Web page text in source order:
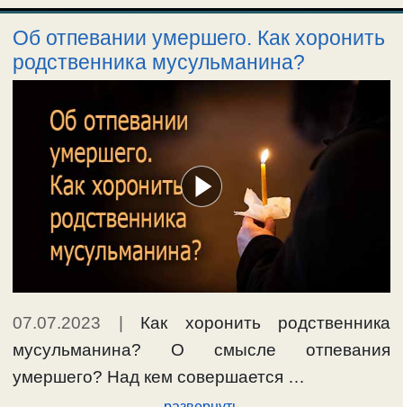
Об отпевании умершего. Как хоронить
родственника мусульманина?
07.07.2023
Как хоронить родственника
мусульманина? О смысле отпевания
умершего? Над кем совершается …